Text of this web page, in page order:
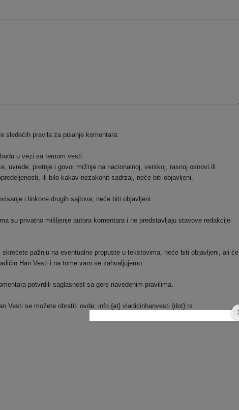
sledećih pravila za pisanje komentara:
u vezi sa temom vesti.
uvrede, pretnje i govor mržnje na nacionalnoj, verskoj, rasnoj osnovi ili
ili bilo kakav nezakonit sadrzaj, neće biti objavljeni.
i linkove drugih sajtova, neće biti objavljeni.
su privatno mišljenje autora komentara i ne predstavljaju stavove redakcije
skrećete pažnju na eventualne propuste u tekstovima, neće biti objavljeni, ali će
Han Vesti i na tome vam se zahvaljujemo.
potvrdili saglasnost sa gore navedenim pravilima.
Vesti se možete obratiti ovde: info {at} vladicinhanvesti {dot} rs